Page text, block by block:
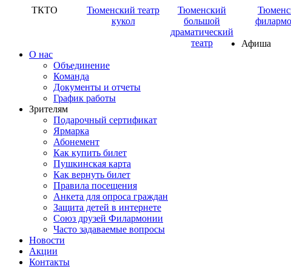
ТКТО
Тюменский театр
кукол
Тюменский
большой
драматический
театр
Афиша
О нас
Объединение
Команда
Документы и отчеты
График работы
Зрителям
Подарочный сертификат
Ярмарка
Абонемент
Как купить билет
Пушкинская карта
Как вернуть билет
Правила посещения
Анкета для опроса граждан
Защита детей в интернете
Союз друзей Филармонии
Часто задаваемые вопросы
Новости
Акции
Контакты